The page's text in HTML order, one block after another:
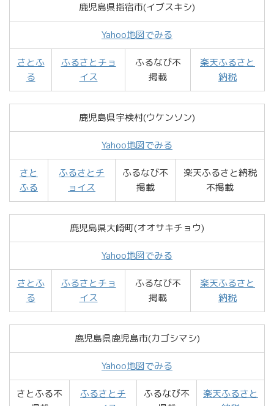
鹿児島県指宿市(イブスキシ)
Yahoo地図でみる
さとふ
る
ふるさとチョ
イス
ふるなび不
掲載
楽天ふるさと
納税
鹿児島県宇検村(ウケンソン)
Yahoo地図でみる
さと
ふる
ふるさとチ
ョイス
ふるなび不
掲載
楽天ふるさと納税
不掲載
鹿児島県大崎町(オオサキチョウ)
Yahoo地図でみる
さとふ
る
ふるさとチョ
イス
ふるなび不
掲載
楽天ふるさと
納税
鹿児島県鹿児島市(カゴシマシ)
Yahoo地図でみる
さとふる不
ふるさとチ
ふるなび不
楽天ふるさと